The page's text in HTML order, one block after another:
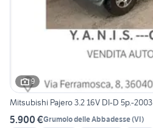
9
Mitsubishi Pajero 3.2 16V DI-D 5p.-2003
5.900 €Grumolo delle Abbadesse(VI)